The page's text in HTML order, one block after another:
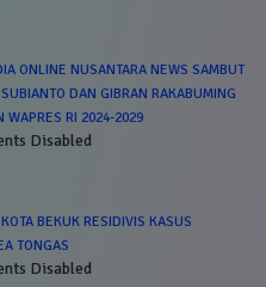
ONLINE NUSANTARA NEWS SAMBUT
DAN GIBRAN RAKABUMING
WAPRES RI 2024-2029
Disabled
BEKUK RESIDIVIS KASUS
TONGAS
Disabled